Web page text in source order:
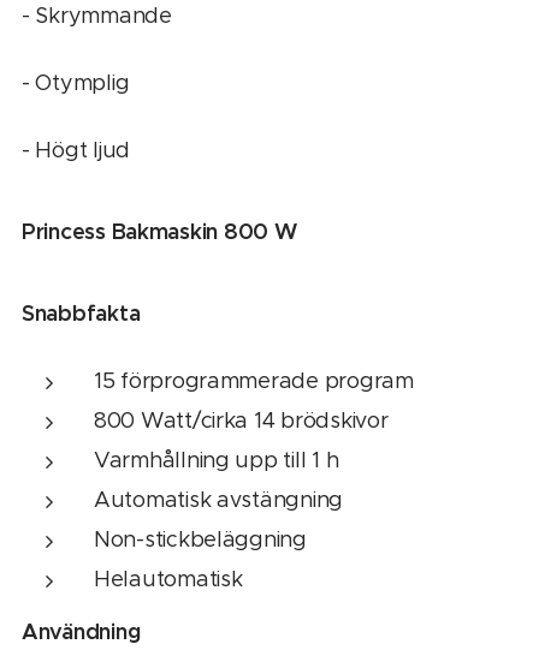
- Skrymmande
- Otymplig
- Högt ljud
Princess Bakmaskin 800 W
Snabbfakta
15 förprogrammerade program
800 Watt/cirka 14 brödskivor
Varmhållning upp till 1 h
Automatisk avstängning
Non-stickbeläggning
Helautomatisk
Användning